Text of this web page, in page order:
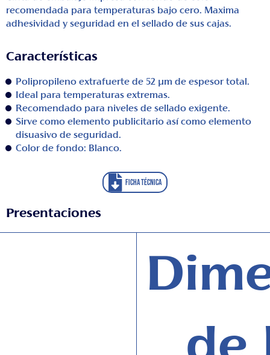
recomendada para temperaturas bajo cero. Maxima
adhesividad y seguridad en el sellado de sus cajas.
Características
Polipropileno extrafuerte de 52 μm de espesor total.
Ideal para temperaturas extremas.
Recomendado para niveles de sellado exigente.
Sirve como elemento publicitario así como elemento
disuasivo de seguridad.
Color de fondo: Blanco.
FICHA TÉCNICA
Presentaciones